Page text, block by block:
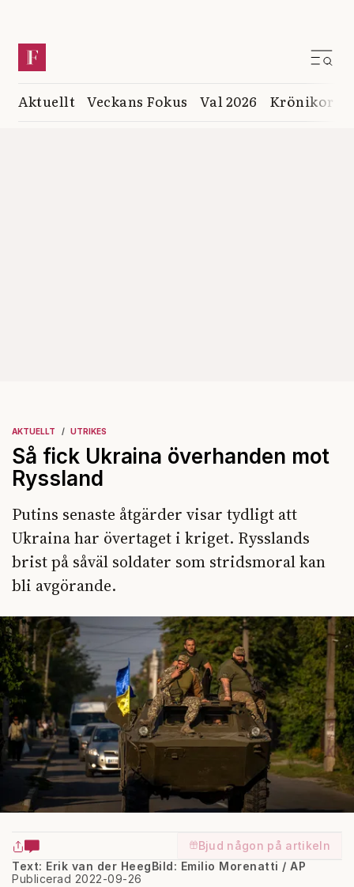
Aktuellt Veckans Fokus Val 2026 Krönikor
AKTUELLT UTRIKES
Så fick Ukraina överhanden mot
Ryssland
Putins senaste åtgärder visar tydligt att
Ukraina har övertaget i kriget. Rysslands
brist på såväl soldater som stridsmoral kan
bli avgörande.
Bjud någon på artikeln
Text: Erik van der Heeg
Publicerad 2022-09-26
Bild: Emilio Morenatti / AP